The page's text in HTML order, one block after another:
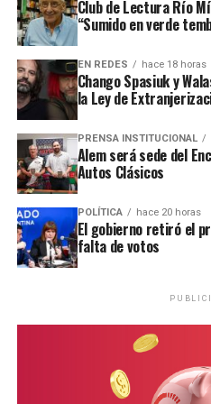
también contemple la
ambiente y la soberanía
de nuestra provincia y la
Capítulo 3
El proyecto de “Ley de
Privada” del gobierno de La
un paquete de reformas
estatal sobre los bienes
recuperación de inmuebles
inversión.
El Capítulo 3, retirado hoy
Ley de Tierras Rurales
restricciones para que
extranjeros adquieran
Club de Lectura Río
“Sumido en verde
EN REDES hace 18 horas
Chango Spasiuk y
la Ley de
PRENSA INSTITUCIONAL
Alem será sede del
Autos Clásicos
POLÍTICA hace 20 horas
El gobierno retiró el
falta de votos